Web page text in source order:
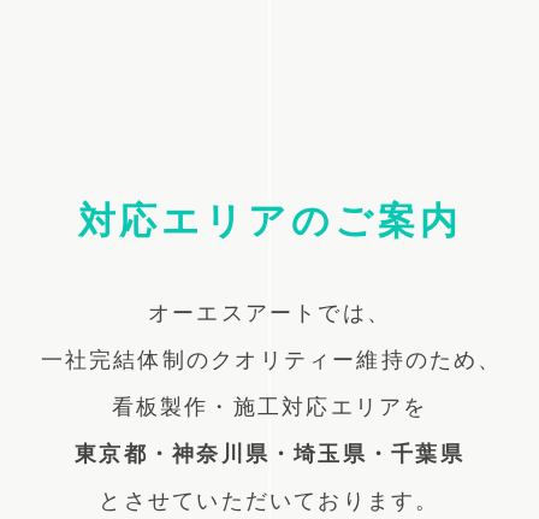
対応エリアのご案内
オーエスアートでは、
一社完結体制のクオリティー維持のため、
看板製作・施工対応エリアを
東京都・神奈川県・埼玉県・千葉県
とさせていただいております。